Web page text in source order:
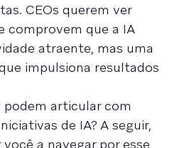
CEOs querem ver
comprovem que a IA
atraente, mas uma
impulsiona resultados
podem articular com
de IA? A seguir,
a navegar por esse